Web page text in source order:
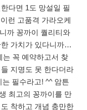
다면 1도 망설일 필
런 고품격 가라오케
까 꽁까이 퀄리티와
한 가치가 있다니까…
는 꼭 예약하고서 찾
지명도 못 한다더라
필수라고! ^^ 암튼
최고의 꽁까이를 만
착하고 개념 충만한